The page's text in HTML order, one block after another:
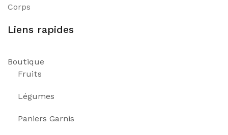
Corps
Liens rapides
Boutique
Fruits
Légumes
Paniers Garnis